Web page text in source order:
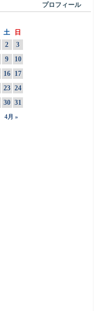
プロフィール
土 日
4月 »
2
3
9
10
16
17
23 24
30 31